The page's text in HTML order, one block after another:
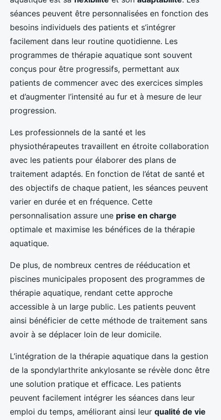
séances peuvent être personnalisées en fonction des
besoins individuels des patients et s’intégrer
facilement dans leur routine quotidienne. Les
programmes de thérapie aquatique sont souvent
conçus pour être progressifs, permettant aux
patients de commencer avec des exercices simples
et d’augmenter l’intensité au fur et à mesure de leur
progression.
Les professionnels de la santé et les
physiothérapeutes travaillent en étroite collaboration
avec les patients pour élaborer des plans de
traitement adaptés. En fonction de l’état de santé et
des objectifs de chaque patient, les séances peuvent
varier en durée et en fréquence. Cette
personnalisation assure une prise en charge
optimale et maximise les bénéfices de la thérapie
aquatique.
De plus, de nombreux centres de rééducation et
piscines municipales proposent des programmes de
thérapie aquatique, rendant cette approche
accessible à un large public. Les patients peuvent
ainsi bénéficier de cette méthode de traitement sans
avoir à se déplacer loin de leur domicile.
L’intégration de la thérapie aquatique dans la gestion
de la spondylarthrite ankylosante se révèle donc être
une solution pratique et efficace. Les patients
peuvent facilement intégrer les séances dans leur
emploi du temps, améliorant ainsi leur qualité de vie